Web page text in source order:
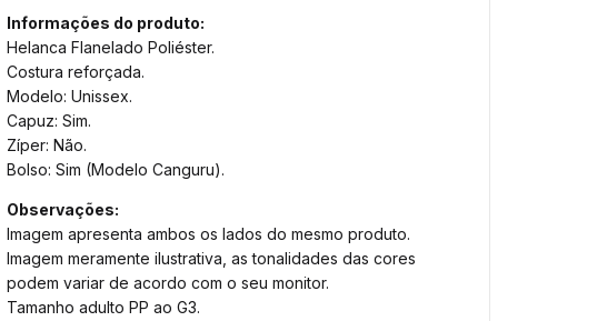
Informações do produto:
Helanca Flanelado Poliéster.
Costura reforçada.
Modelo: Unissex.
Capuz: Sim.
Zíper: Não.
Bolso: Sim (Modelo Canguru).
Observações:
Imagem apresenta ambos os lados do mesmo produto.
Imagem meramente ilustrativa, as tonalidades das cores
podem variar de acordo com o seu monitor.
Tamanho adulto PP ao G3.